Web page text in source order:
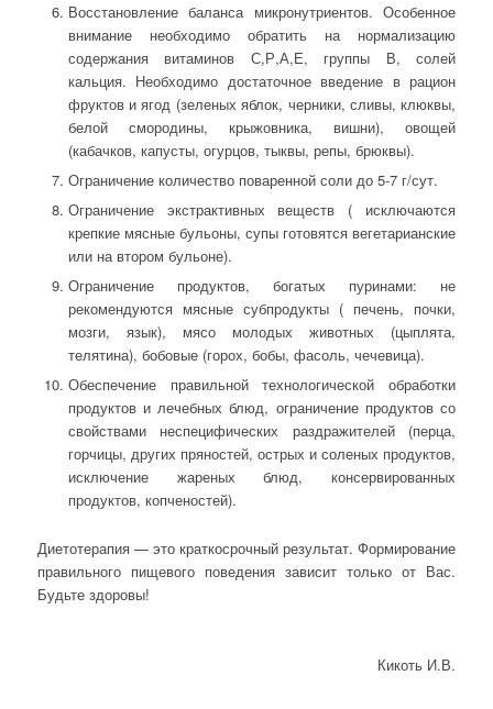
Восстановление баланса микронутриентов. Особенное
внимание необходимо обратить на нормализацию
содержания витаминов С,Р,А,Е, группы В, солей
кальция. Необходимо достаточное введение в рацион
фруктов и ягод (зеленых яблок, черники, сливы, клюквы,
белой смородины, крыжовника, вишни), овощей
(кабачков, капусты, огурцов, тыквы, репы, брюквы).
Ограничение количество поваренной соли до 5-7 г/сут.
Ограничение экстрактивных веществ ( исключаются
крепкие мясные бульоны, супы готовятся вегетарианские
или на втором бульоне).
Ограничение продуктов, богатых пуринами: не
рекомендуются мясные субпродукты ( печень, почки,
мозги, язык), мясо молодых животных (цыплята,
телятина), бобовые (горох, бобы, фасоль, чечевица).
Обеспечение правильной технологической обработки
продуктов и лечебных блюд, ограничение продуктов со
свойствами неспецифических раздражителей (перца,
горчицы, других пряностей, острых и соленых продуктов,
исключение жареных блюд, консервированных
продуктов, копченостей).
Диетотерапия — это краткосрочный результат. Формирование
правильного пищевого поведения зависит только от Вас.
Будьте здоровы!
Кикоть И.В.